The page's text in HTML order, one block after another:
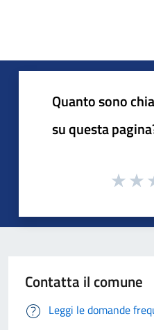
Quanto sono
su questa
Contatta il comune
Leggi le domande